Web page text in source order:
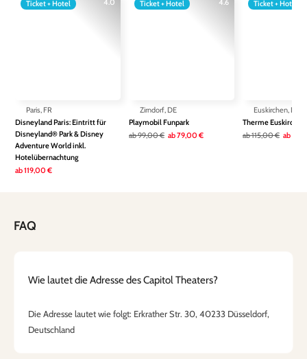
4.0
Ticket + Hotel
Paris, FR
Disneyland Paris: Eintritt für
Disneyland® Park & Disney
Adventure World inkl.
Hotelübernachtung
ab119,00 €
4.6
Ticket + Hotel
Zirndorf, DE
Playmobil Funpark
ab99,00 € ab79,00 €
Ticket + Hotel
Euskirchen, DE
Therme Euskirchen
ab115,00 € ab
FAQ
Wie lautet die Adresse des Capitol Theaters?
Die Adresse lautet wie folgt: Erkrather Str. 30, 40233 Düsseldorf,
Deutschland